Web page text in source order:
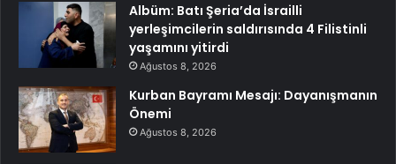
Albüm: Batı Şeria’da İsrailli
yerleşimcilerin saldırısında 4 Filistinli
yaşamını yitirdi
Ağustos 8, 2026
Kurban Bayramı Mesajı: Dayanışmanın
Önemi
Ağustos 8, 2026